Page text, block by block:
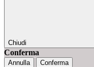
Chiudi
Conferma
Annulla Conferma